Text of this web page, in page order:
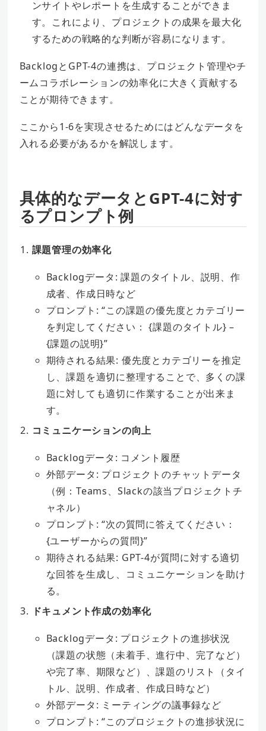
ンサイトやレポートを生成することができま
す。これにより、プロジェクトの成果を最大化
するための戦略的な判断が容易になります。
BacklogとGPT-4の連携は、プロジェクト管理やチ
ームコラボレーションの効率化に大きく貢献する
ことが期待できます。
ここから1-6を実現させるためにはどんなデータを
入れる必要があるかを解説します。
具体的なデータとGPT-4に対す
るプロンプト例
課題管理の効率化
Backlogデータ: 課題のタイトル、説明、作
成者、作成日時など
プロンプト: “この課題の優先度とカテゴリー
を判定してください： {課題のタイトル} –
{課題の説明}”
期待される結果: 優先度とカテゴリーを推定
し、課題を適切に整理することで、多くの課
題に対しても適切に作業することが出来ま
す。
コミュニケーションの向上
Backlogデータ: コメント履歴
外部データ: プロジェクトのチャットデータ
（例：Teams、Slackの該当プロジェクトチ
ャネル）
プロンプト: “次の質問に答えてください：
{ユーザーからの質問}”
期待される結果: GPT-4が質問に対する適切
な回答を生成し、コミュニケーションを助け
る。
ドキュメント作成の効率化
Backlogデータ: プロジェクトの進捗状況
（課題の状態 （未着手、進行中、完了など）
や完了率、期限など）、課題のリスト（タイ
トル、説明、作成者、作成日時など）
外部データ: ミーティングの議事録など
プロンプト: “このプロジェクトの進捗状況に